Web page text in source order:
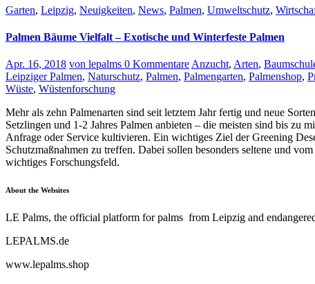
Garten, Leipzig, Neuigkeiten, News, Palmen, Umweltschutz,
Palmen Bäume Vielfalt – Exotische und Winterfeste Palmen
Apr. 16, 2018 von lepalms 0 Kommentare Anzucht, Arten,
Leipziger Palmen, Naturschutz, Palmen, Palmengarten, Palmenshop,
Wüste, Wüstenforschung
Mehr als zehn Palmenarten sind seit letztem Jahr fertig und neue
Setzlingen und 1-2 Jahres Palmen anbieten – die meisten sind bis zu
Anfrage oder Service kultivieren. Ein wichtiges Ziel der Greening
Schutzmaßnahmen zu treffen. Dabei sollen besonders seltene und
wichtiges Forschungsfeld.
About the Websites
LE Palms, the official platform for palms from Leipzig and
LEPALMS.de
www.lepalms.shop